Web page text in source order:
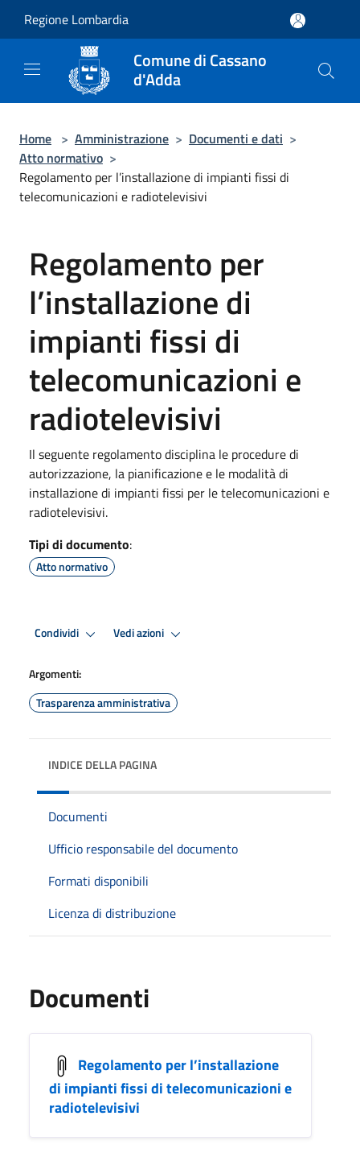
Regione Lombardia
Comune di Cassano
d'Adda
Home > Amministrazione > Documenti e dati >
Atto normativo >
Regolamento per l’installazione di impianti fissi di
telecomunicazioni e radiotelevisivi
Regolamento per
l’installazione di
impianti fissi di
telecomunicazioni e
radiotelevisivi
Il seguente regolamento disciplina le procedure di
autorizzazione, la pianificazione e le modalità di
installazione di impianti fissi per le telecomunicazioni e
radiotelevisivi.
Tipi di documento:
Atto normativo
Condividi Vedi azioni
Argomenti:
Trasparenza amministrativa
INDICE DELLA PAGINA
Documenti
Ufficio responsabile del documento
Formati disponibili
Licenza di distribuzione
Documenti
Regolamento per l’installazione
di impianti fissi di telecomunicazioni e
radiotelevisivi